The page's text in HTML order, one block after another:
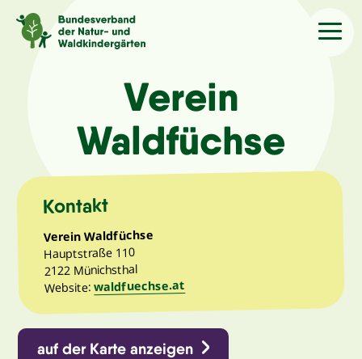
Sprache/Language
Aktuelles
Über uns
Kindergärten
Angebote
Kontakt
Verein
Waldfüchse
Kontakt
Verein Waldfüchse
Hauptstraße 110
2122 Münichsthal
Website:waldfuechse.at
auf der Karte anzeigen